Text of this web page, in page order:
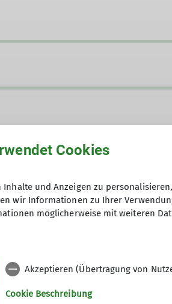
Kontakt aufnehmen
Breitensport
Cookies
Inhalte und Anzeigen zu
wir Informationen zu Ihrer
möglicherweise mit weiteren
Akzeptieren (Übertragung von
Cookie Beschreibung